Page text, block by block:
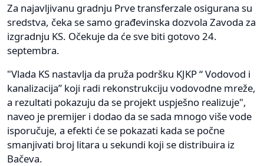
Za najavljivanu gradnju Prve transferzale osigurana su
sredstva, čeka se samo građevinska dozvola Zavoda za
izgradnju KS. Očekuje da će sve biti gotovo 24.
septembra.
"Vlada KS nastavlja da pruža podršku KJKP “ Vodovod i
kanalizacija” koji radi rekonstrukciju vodovodne mreže,
a rezultati pokazuju da se projekt uspješno realizuje",
naveo je premijer i dodao da se sada mnogo više vode
isporučuje, a efekti će se pokazati kada se počne
smanjivati broj litara u sekundi koji se distribuira iz
Bačeva.